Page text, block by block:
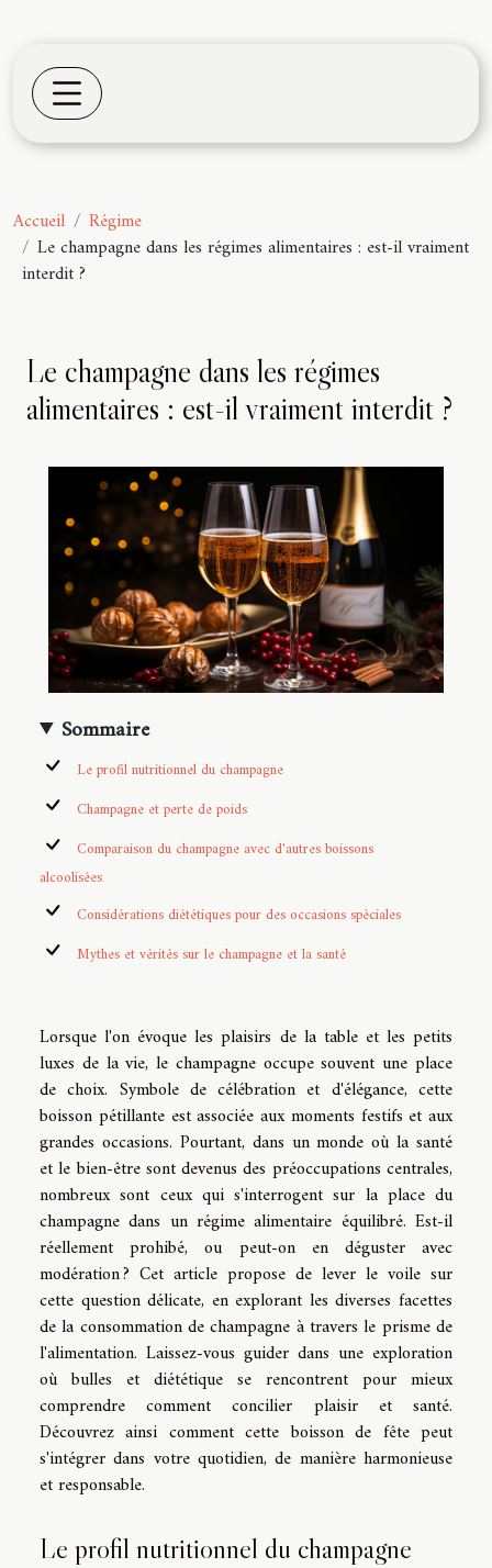
Accueil
Régime
Le champagne dans les régimes alimentaires : est-il vraiment
interdit ?
Le champagne dans les régimes
alimentaires : est-il vraiment interdit ?
Sommaire
Le profil nutritionnel du champagne
Champagne et perte de poids
Comparaison du champagne avec d'autres boissons
alcoolisées
Considérations diététiques pour des occasions spéciales
Mythes et vérités sur le champagne et la santé
Lorsque l'on évoque les plaisirs de la table et les petits
luxes de la vie, le champagne occupe souvent une place
de choix. Symbole de célébration et d'élégance, cette
boisson pétillante est associée aux moments festifs et aux
grandes occasions. Pourtant, dans un monde où la santé
et le bien-être sont devenus des préoccupations centrales,
nombreux sont ceux qui s'interrogent sur la place du
champagne dans un régime alimentaire équilibré. Est-il
réellement prohibé, ou peut-on en déguster avec
modération ? Cet article propose de lever le voile sur
cette question délicate, en explorant les diverses facettes
de la consommation de champagne à travers le prisme de
l'alimentation. Laissez-vous guider dans une exploration
où bulles et diététique se rencontrent pour mieux
comprendre comment concilier plaisir et santé.
Découvrez ainsi comment cette boisson de fête peut
s'intégrer dans votre quotidien, de manière harmonieuse
et responsable.
Le profil nutritionnel du champagne